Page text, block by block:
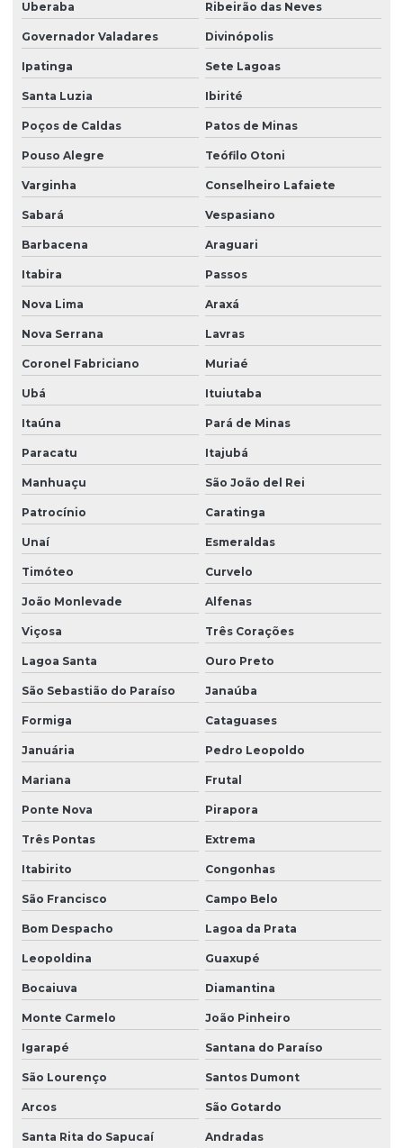
Distribuidor de grama santo agostinho em são paulo
Distribuidor de grama são carlos
Distribuidor de grama são carlos em paraná
Distribuidor de grama são carlos em são paulo
Distribuidor de leiva de grama em sp
Distribuidor de plantio de grama
Distribuidor de plantio de grama em paraná
Distribuidor de plantio de grama em são paulo
Empresa de árvores nativas
Empresa de árvores nativas em paraná
Empresa de árvores nativas em são paulo
Empresa de grama batatais
Empresa de grama bermuda
Empresa de grama bermuda em paraná
Empresa de grama bermuda em são paulo
Empresa de grama esmeralda
Empresa de grama esmeralda em paraná
Empresa de grama esmeralda em são paulo
Empresa de grama são carlos em são paulo
Empresa de hidrossemeadura
Empresa de leiva de grama
Empresa de plantio de grama
Empresa de plantio de grama em paraná
Empresa de plantio de grama em são paulo
Empresa produtora de grama batatais
Empresa produtora de grama para campo de golfe
Empresa produtora de grama entregue para obras
Empresa produtora de grama santo agostinho
Empresa produtora de grama são carlos
Empresa produtora de leiva de grama
Equipe de plantio de grama esmeralda
Equipe de plantio de grama esmeralda em sp
Uberaba Ribeirão das Neves
Governador Valadares Divinópolis
Ipatinga Sete Lagoas
Santa Luzia Ibirité
Poços de Caldas Patos de Minas
Pouso Alegre Teófilo Otoni
Varginha Conselheiro Lafaiete
Sabará Vespasiano
Barbacena Araguari
Itabira Passos
Nova Lima Araxá
Nova Serrana Lavras
Coronel Fabriciano Muriaé
Ubá Ituiutaba
Itaúna Pará de Minas
Paracatu Itajubá
Manhuaçu São João del Rei
Patrocínio Caratinga
Unaí Esmeraldas
Timóteo Curvelo
João Monlevade Alfenas
Viçosa Três Corações
Lagoa Santa Ouro Preto
São Sebastião do Paraíso Janaúba
Formiga Cataguases
Januária Pedro Leopoldo
Mariana Frutal
Ponte Nova Pirapora
Três Pontas Extrema
Itabirito Congonhas
São Francisco Campo Belo
Bom Despacho Lagoa da Prata
Leopoldina Guaxupé
Bocaiuva Diamantina
Monte Carmelo João Pinheiro
Igarapé Santana do Paraíso
São Lourenço Santos Dumont
Arcos São Gotardo
Santa Rita do Sapucaí Andradas